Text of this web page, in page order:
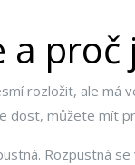
a proč
rozložit, ale má
dost, můžete mít
Rozpustná